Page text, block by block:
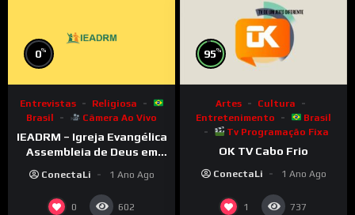
0%
Entrevistas
Religiosa
Brasil
Câmera Ao Vivo
IEADRM – Igreja Evangélica
Assembleia de Deus em
ConectaLi 1 Ano Ago
0 602
95%
Artes
Cultura
Entretenimento
Brasil
Tv Programação Fixa
OK TV Cabo Frio
ConectaLi 1 Ano Ago
1 737